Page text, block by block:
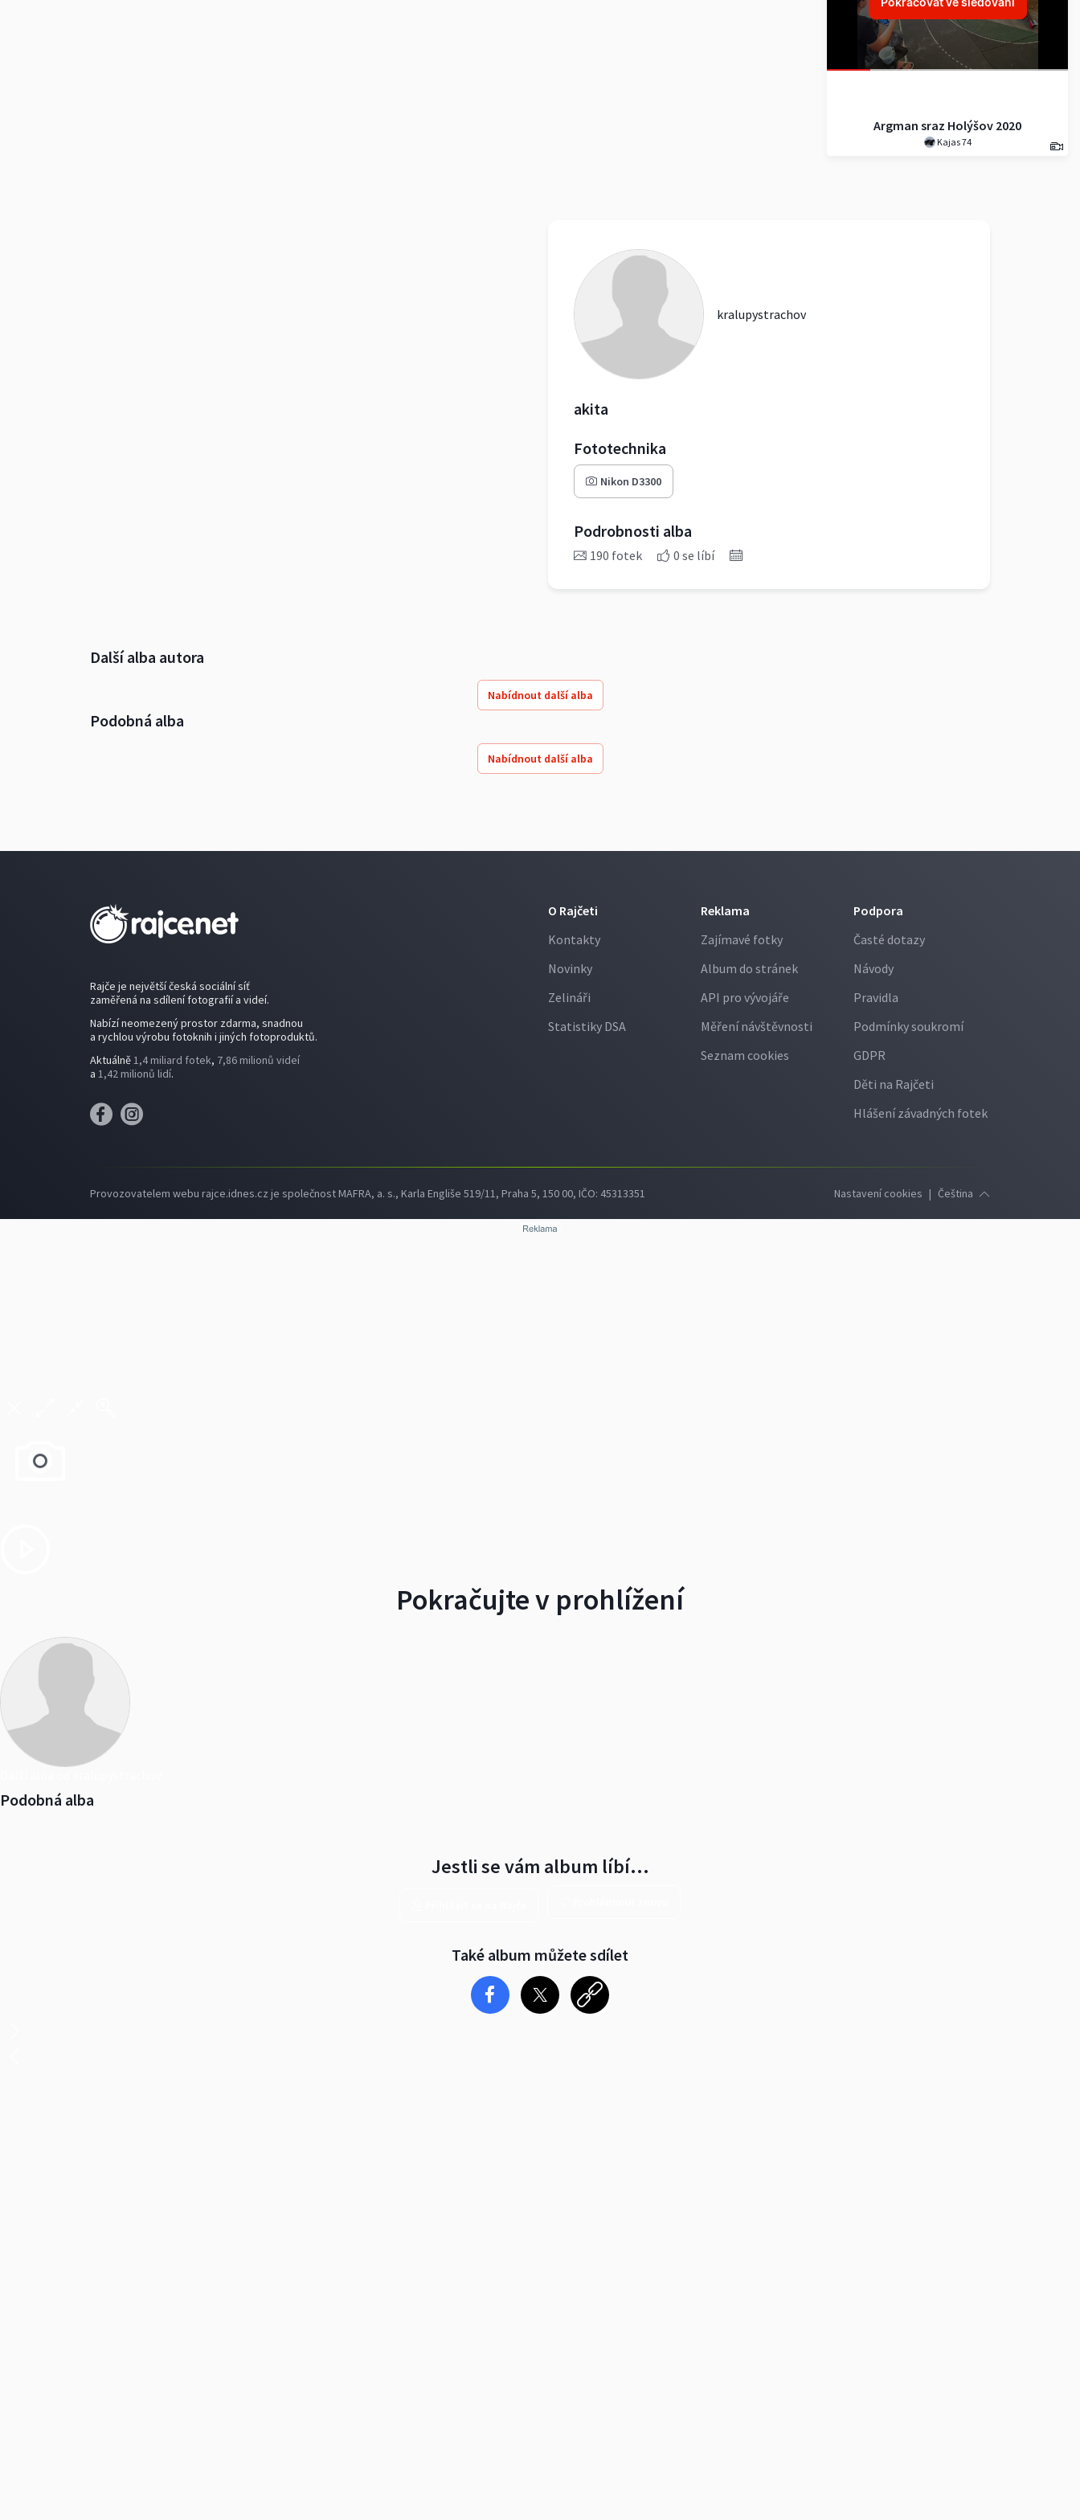
Argman sraz Holýšov 2020
Kajas 74
kralupystrachov
akita
Fototechnika
Nikon D3300
Podrobnosti alba
190 fotek 0 se líbí
Další alba autora
Nabídnout další alba
Podobná alba
Nabídnout další alba
Rajče je největší česká sociální síť
zaměřená na sdílení fotografií a videí.
Nabízí neomezený prostor zdarma, snadnou
a rychlou výrobu fotoknih i jiných fotoproduktů.
Aktuálně1,4 miliard fotek, 7,86 milionů videí
a 1,42 milionů lidí.
O Rajčeti
Kontakty
Novinky
Zelináři
Statistiky DSA
Reklama
Zajímavé fotky
Album do stránek
API pro vývojáře
Měření návštěvnosti
Seznam cookies
Podpora
Časté dotazy
Návody
Pravidla
Podmínky soukromí
GDPR
Děti na Rajčeti
Hlášení závadných fotek
Provozovatelem webu rajce.idnes.cz je společnost MAFRA, a. s., Karla Engliše 519/11, Praha 5, 150 00, IČO: 45313351 Nastavení cookies | Čeština
Pokračujte v prohlížení
Podobná alba
Jestli se vám album líbí…
Také album můžete sdílet